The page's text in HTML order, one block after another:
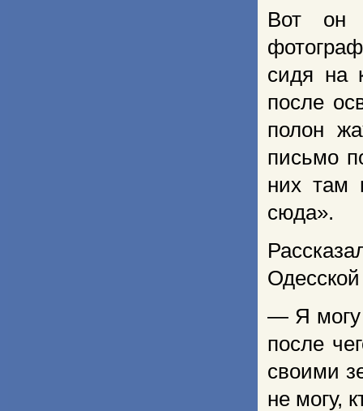
Вот он
сидя на
после
полон
письмо
них там
сюда».
— Я могу
после
своими
не могу,